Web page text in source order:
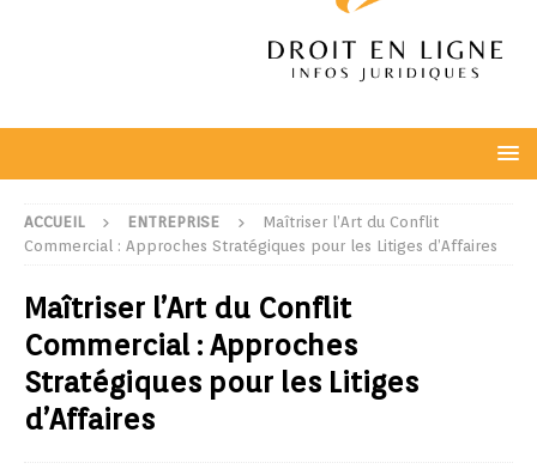
ACCUEIL ENTREPRISE
Maîtriser l’Art du Conflit
Commercial : Approches Stratégiques pour les Litiges d’Affaires
Maîtriser l’Art du Conflit
Commercial : Approches
Stratégiques pour les Litiges
d’Affaires